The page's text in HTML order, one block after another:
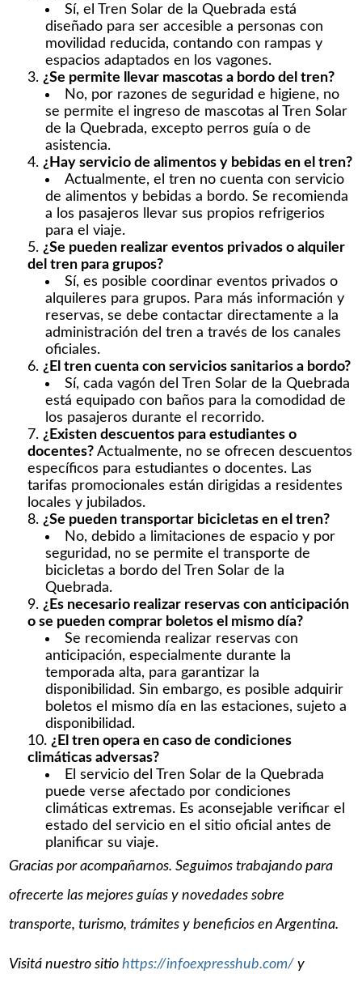
Sí, el Tren Solar de la Quebrada está
diseñado para ser accesible a personas con
movilidad reducida, contando con rampas y
espacios adaptados en los vagones.
¿Se permite llevar mascotas a bordo del tren?
No, por razones de seguridad e higiene, no
se permite el ingreso de mascotas al Tren Solar
de la Quebrada, excepto perros guía o de
asistencia.
¿Hay servicio de alimentos y bebidas en el tren?
Actualmente, el tren no cuenta con servicio
de alimentos y bebidas a bordo. Se recomienda
a los pasajeros llevar sus propios refrigerios
para el viaje.
¿Se pueden realizar eventos privados o alquiler
del tren para grupos?
Sí, es posible coordinar eventos privados o
alquileres para grupos. Para más información y
reservas, se debe contactar directamente a la
administración del tren a través de los canales
oficiales.
¿El tren cuenta con servicios sanitarios a bordo?
Sí, cada vagón del Tren Solar de la Quebrada
está equipado con baños para la comodidad de
los pasajeros durante el recorrido.
¿Existen descuentos para estudiantes o
docentes?Actualmente, no se ofrecen descuentos
específicos para estudiantes o docentes. Las
tarifas promocionales están dirigidas a residentes
locales y jubilados.
¿Se pueden transportar bicicletas en el tren?
No, debido a limitaciones de espacio y por
seguridad, no se permite el transporte de
bicicletas a bordo del Tren Solar de la
Quebrada.
¿Es necesario realizar reservas con anticipación
o se pueden comprar boletos el mismo día?
Se recomienda realizar reservas con
anticipación, especialmente durante la
temporada alta, para garantizar la
disponibilidad. Sin embargo, es posible adquirir
boletos el mismo día en las estaciones, sujeto a
disponibilidad.
¿El tren opera en caso de condiciones
climáticas adversas?
El servicio del Tren Solar de la Quebrada
puede verse afectado por condiciones
climáticas extremas. Es aconsejable verificar el
estado del servicio en el sitio oficial antes de
planificar su viaje.
Gracias por acompañarnos. Seguimos trabajando para
ofrecerte las mejores guías y novedades sobre
transporte, turismo, trámites y beneficios en Argentina.
Visitá nuestro sitio https://infoexpresshub.com/ y